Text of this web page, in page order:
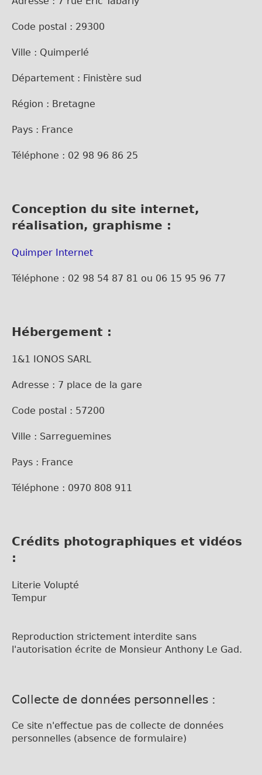
Code postal : 29300
Ville : Quimperlé
Département : Finistère sud
Région : Bretagne
Pays : France
Téléphone : 02 98 96 86 25
Conception du site internet,
réalisation, graphisme :
Quimper Internet
Téléphone : 02 98 54 87 81 ou 06 15 95 96 77
Hébergement :
1&1 IONOS SARL
Adresse : 7 place de la gare
Code postal : 57200
Ville : Sarreguemines
Pays : France
Téléphone : 0970 808 911
Crédits photographiques et vidéos
:
Literie Volupté
Tempur
Reproduction strictement interdite sans
l'autorisation écrite de Monsieur Anthony Le Gad.
Collecte de données personnelles :
Ce site n'effectue pas de collecte de données
personnelles (absence de formulaire)